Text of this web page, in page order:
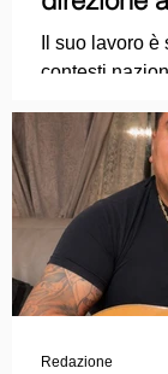
punta sul
e nuove
Il suo lavoro
contesti
Premio
della Mostra
collaborazioni
Academy,
masterclass
linguaggio
Redazione